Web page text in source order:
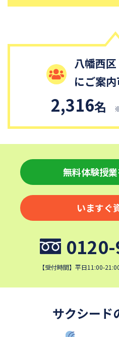
中央大学附属中学校
昌平中学校
細田学園中学校
国府台女子学院中学部
埼玉栄中学校
日本大学中学校
同志社香里中学校
かえつ有明中学校
帝塚山学院中学校
浜中学校
八幡西区
にご案
2,316名
無料体験授
いますぐ
【受付時間】平日11:00-
サクシード